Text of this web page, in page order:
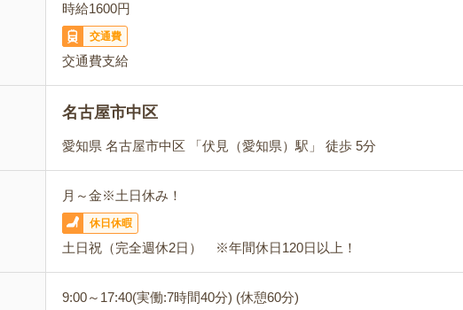
時給1600円
交通費
交通費支給
名古屋市中区
愛知県 名古屋市中区 「伏見（愛知県）駅」 徒歩 5分
月～金※土日休み！
休日休暇
土日祝（完全週休2日） ※年間休日120日以上！
9:00～17:40(実働:7時間40分) (休憩60分)